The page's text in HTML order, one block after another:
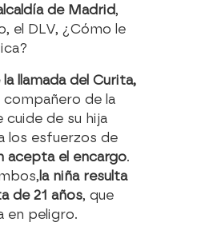
de Madrid,
el DLV, ¿Cómo le
llamada del Curita,
de la
cuide de su hija
los esfuerzos de
acepta el encargo.
la niña resulta
de 21 años,que
en peligro.